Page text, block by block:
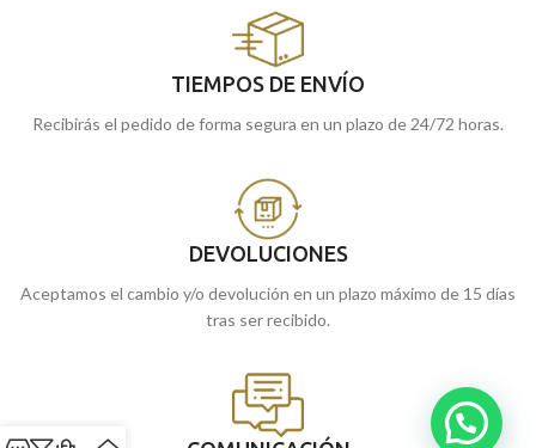
TIEMPOS DE ENVÍO
Recibirás el pedido de forma segura en un plazo de 24/72 horas.
DEVOLUCIONES
Aceptamos el cambio y/o devolución en un plazo máximo de 15 días
tras ser recibido.